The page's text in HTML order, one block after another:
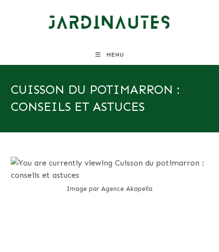
MENU
CUISSON DU POTIMARRON :
CONSEILS ET ASTUCES
Image par Agence Akapella